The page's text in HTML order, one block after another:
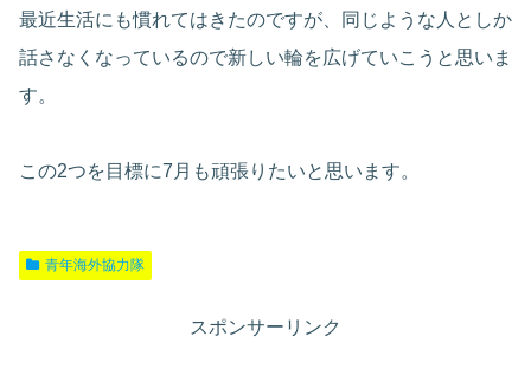
最近生活にも慣れてはきたのですが、同じような人としか
話さなくなっているので新しい輪を広げていこうと思いま
す。
この2つを目標に7月も頑張りたいと思います。
青年海外協力隊
スポンサーリンク